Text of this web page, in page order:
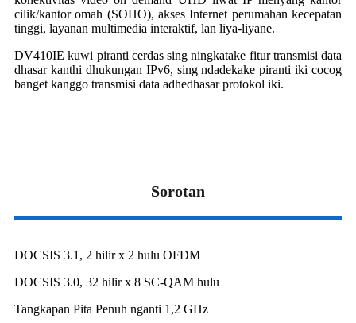
cilik/kantor omah (SOHO), akses Internet perumahan kecepatan
tinggi, layanan multimedia interaktif, lan liya-liyane.
DV410IE kuwi piranti cerdas sing ningkatake fitur transmisi data
dhasar kanthi dhukungan IPv6, sing ndadekake piranti iki cocog
banget kanggo transmisi data adhedhasar protokol iki.
Sorotan
DOCSIS 3.1, 2 hilir x 2 hulu OFDM
DOCSIS 3.0, 32 hilir x 8 SC-QAM hulu
Tangkapan Pita Penuh nganti 1,2 GHz